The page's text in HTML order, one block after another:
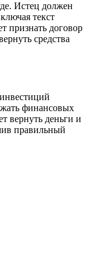
Истец должен
текст
признать договор
средства
финансовых
вернуть деньги и
правильный